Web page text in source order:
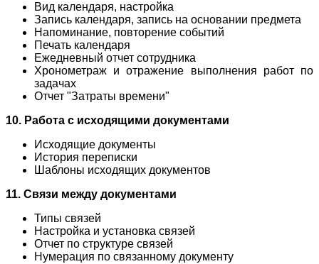
Вид календаря, настройка
Запись календаря, запись на основании предмета
Напоминание, повторение событий
Печать календаря
Ежедневный отчет сотрудника
Хронометраж и отражение выполнения работ по
задачах
Отчет "Затраты времени"
10. Работа с исходящими документами
Исходящие документы
История переписки
Шаблоны исходящих документов
11. Связи между документами
Типы связей
Настройка и установка связей
Отчет по структуре связей
Нумерация по связанному документу